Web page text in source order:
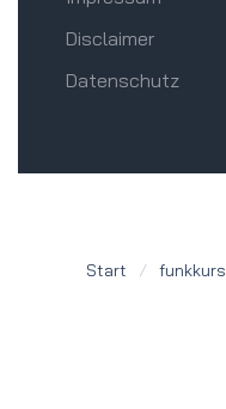
Disclaimer
Datenschutz
Start funkkurs